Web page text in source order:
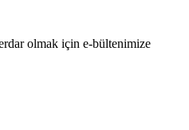
olmak için e-bültenimize